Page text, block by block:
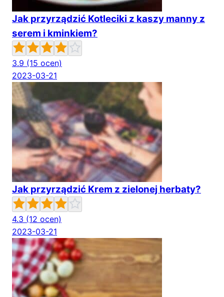
Jak przyrządzić Kotleciki z kaszy manny z
serem i kminkiem?
3.9 (15 ocen)
2023-03-21
Jak przyrządzić Krem z zielonej herbaty?
4.3 (12 ocen)
2023-03-21